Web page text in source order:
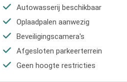
Autowasserij beschikbaar
Oplaadpalen aanwezig
Beveiligingscamera's
Afgesloten parkeerterrein
Geen hoogte restricties